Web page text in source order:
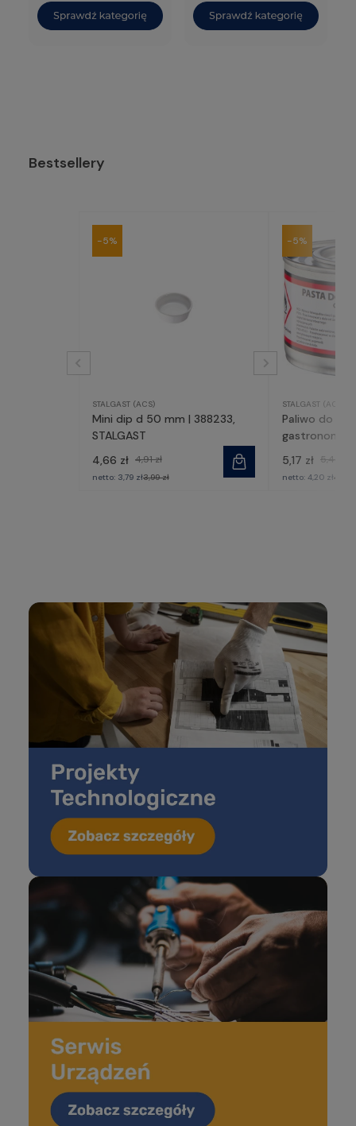
Bestsellery
STALGAST (ACS)
Mini dip d 50 mm | 388233,
STALGAST
4,66 zł 4,91 zł
netto: 3,79 zł3,99 zł
-5%
STALGAST (ACS)
Paliwo do
5,17 zł 5,44 zł
netto: 4,20 zł4,42
-5%